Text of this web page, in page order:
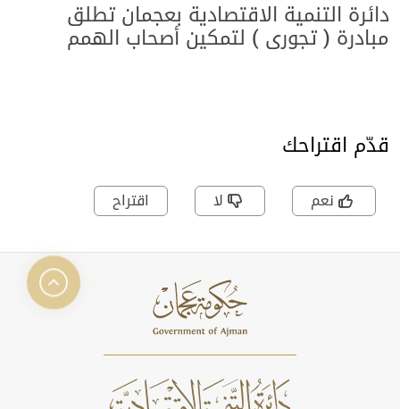
دائرة التنمية الاقتصادية بعجمان تطلق
مبادرة ( تجوري ) لتمكين أصحاب الهمم
بالتعاون مع هيئة الأعمال الخيرية العالمية
قدّم اقتراحك
نعم لا اقتراح